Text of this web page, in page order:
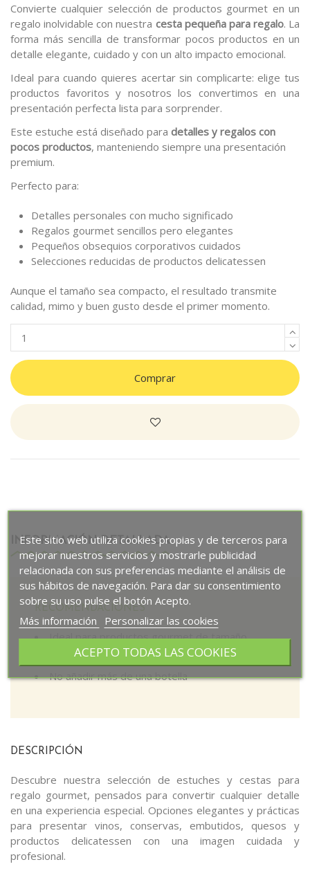
Convierte cualquier selección de productos gourmet en un
regalo inolvidable con nuestra cestapequeña para regalo. La
forma más sencilla de transformar pocos productos en un
detalle elegante, cuidado y con un alto impacto emocional.
Ideal para cuando quieres acertar sin complicarte: elige tus
productos favoritos y nosotros los convertimos en una
presentación perfecta lista para sorprender.
Este estuche está diseñado para detalles y regalos con
pocos productos, manteniendo siempre una presentación
premium.
Perfecto para:
Detalles personales con mucho significado
Regalos gourmet sencillos pero elegantes
Pequeños obsequios corporativos cuidados
Selecciones reducidas de productos delicatessen
Aunque el tamaño sea compacto, el resultado transmite
calidad, mimo y buen gusto desde el primer momento.
Comprar
INFORMACIÓN DETALLADA
RECOMENDACIONES
Ideal para productos gourmet de tamaño
pequeño o mediano
No añadir más de una botella
DESCRIPCIÓN
Descubre nuestra selección de estuches y cestas para
regalo gourmet, pensados para convertir cualquier detalle
en una experiencia especial. Opciones elegantes y prácticas
para presentar vinos, conservas, embutidos, quesos y
productos delicatessen con una imagen cuidada y
profesional.
Este sitio web utiliza cookies propias y de terceros para
mejorar nuestros servicios y mostrarle publicidad
relacionada con sus preferencias mediante el análisis de
sus hábitos de navegación. Para dar su consentimiento
sobre su uso pulse el botón Acepto.
Más información
Personalizar las cookies
ACEPTO TODAS LAS COOKIES